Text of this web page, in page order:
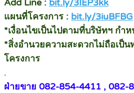
Add Line : bit.ly/3IEP3kk
แผนที่โครงการ : bit.ly/3iuBFBG
*เงื่อนไขเป็นไปตามที่บริษัทฯ กำ
*สิ่งอำนวยความสะดวกไม่ถือเป็
โครงการ
.
ฝ่ายขาย 082-854-4411 , 082-